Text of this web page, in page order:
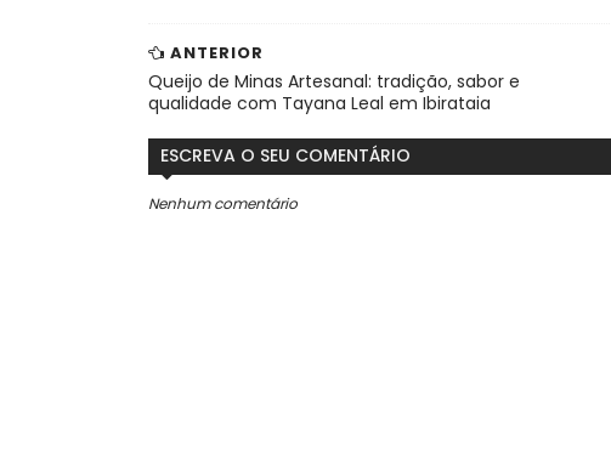
ANTERIOR
Queijo de Minas Artesanal: tradição, sabor e
qualidade com Tayana Leal em Ibirataia
ESCREVA O SEU COMENTÁRIO
Nenhum comentário